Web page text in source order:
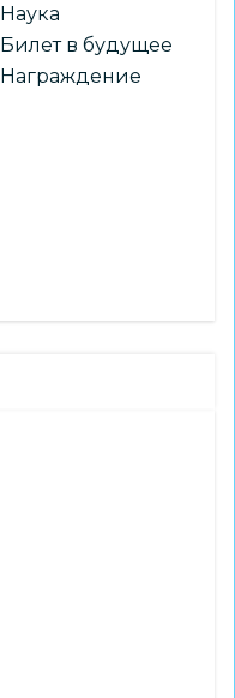
Наука
Билет в будущее
Награждение